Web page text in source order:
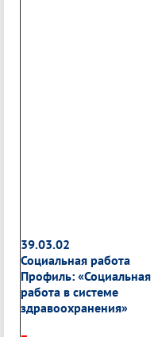
39.03.02
Социальная работа
Профиль: «Социальная
работа в системе
здравоохранения»